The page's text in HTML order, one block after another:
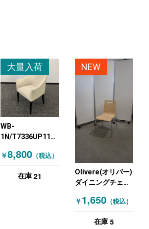
大量入荷
WB-
1N/T7336UP1116
チェア 商談チェア
トン オフホワイト
￥8,800（税込）
在庫 21
NEW
Olivere(オリバー)
ダイニングチェア
ル）
￥1,650（税込）
在庫 5